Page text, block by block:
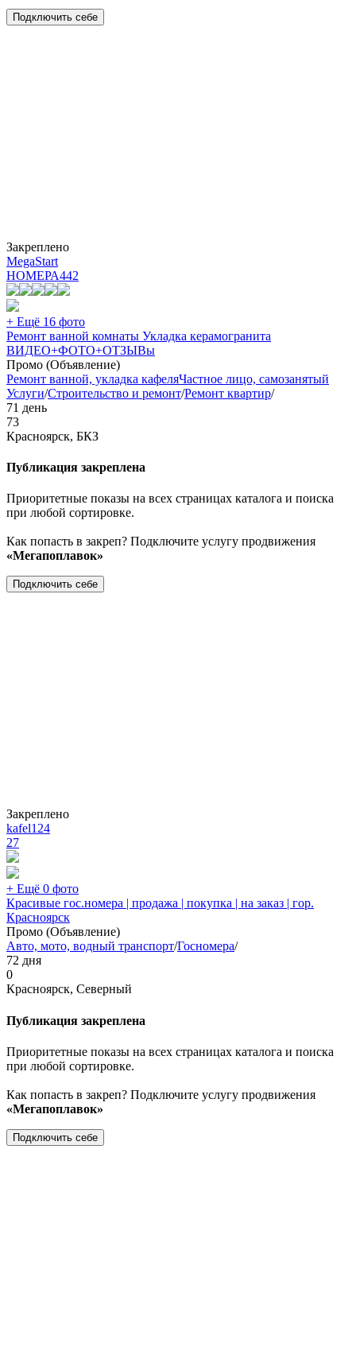
Подключить себе
Закреплено
MegaStart
НОМЕРА442
+ Ещё 16 фото
Ремонт ванной комнаты Укладка керамогранита
ВИДЕО+ФОТО+ОТЗЫВы
Промо (Объявление)
Ремонт ванной, укладка кафеляЧастное лицо, самозанятый
Услуги/Строительство и ремонт/Ремонт квартир/
71 день
73
Красноярск, БКЗ
Публикация закреплена
Приоритетные показы на всех страницах каталога и поиска
при любой сортировке.
Как попасть в закреп? Подключите услугу продвижения
«Мегапоплавок»
Подключить себе
Закреплено
kafel124
27
+ Ещё 0 фото
Красивые гос.номера | продажа | покупка | на заказ | гор.
Красноярск
Промо (Объявление)
Авто, мото, водный транспорт/Госномера/
72 дня
0
Красноярск, Северный
Публикация закреплена
Приоритетные показы на всех страницах каталога и поиска
при любой сортировке.
Как попасть в закреп? Подключите услугу продвижения
«Мегапоплавок»
Подключить себе